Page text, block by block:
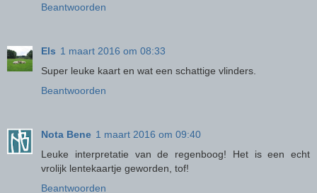
Beantwoorden
Els 1 maart 2016 om 08:33
Super leuke kaart en wat een schattige vlinders.
Beantwoorden
Nota Bene 1 maart 2016 om 09:40
Leuke interpretatie van de regenboog! Het is een echt
vrolijk lentekaartje geworden, tof!
Beantwoorden